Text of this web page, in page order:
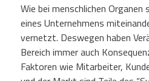
Wie bei menschlichen Organen
eines Unternehmens
vernetzt. Deswegen haben
Bereich immer auch
Faktoren wie Mitarbeiter,